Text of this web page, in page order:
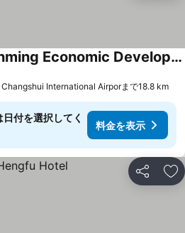
Jiaxin Mingzhu (Kunming Economic Development Zone)
International Airporまで18.8 km
付を選択してく
料金を表示
シェア お